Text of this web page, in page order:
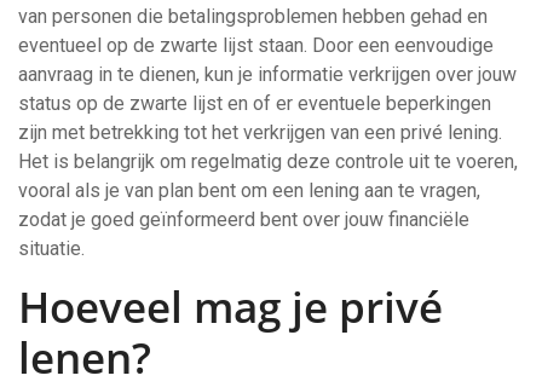
van personen die betalingsproblemen hebben gehad en
eventueel op de zwarte lijst staan. Door een eenvoudige
aanvraag in te dienen, kun je informatie verkrijgen over jouw
status op de zwarte lijst en of er eventuele beperkingen
zijn met betrekking tot het verkrijgen van een privé lening.
Het is belangrijk om regelmatig deze controle uit te voeren,
vooral als je van plan bent om een lening aan te vragen,
zodat je goed geïnformeerd bent over jouw financiële
situatie.
Hoeveel mag je privé
lenen?